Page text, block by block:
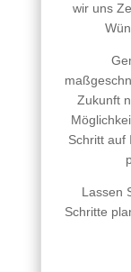
wir uns
Zukunft
Schritt auf
Lassen
Schritte